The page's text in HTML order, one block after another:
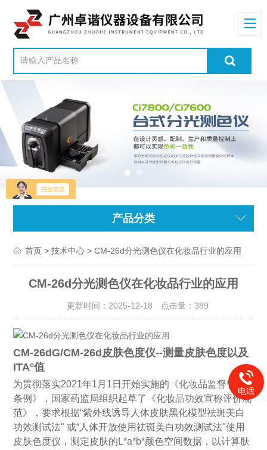
产品分类
首页 >技术中心 > CM-26d分光测色仪在化妆品行业的应用
CM-26d分光测色仪在化妆品行业的应用
更新时间：2025-12-18 点击量： 389
CM-26dG/CM-26d皮肤色度仪--测量皮肤色度以及
ITA°值
为贯彻落实2021年1月1日开始实施的《化妆品监督管理
条例》，国家药监局组织起草了《化妆品功效宣称评价规
范》，要求根据“紫外线诱导人体皮肤黑化模型祛斑美白
功效测试法" 或“人体开放使用祛斑美白功效测试法"使用
皮肤色度仪，测定皮肤的L*a*b*颜色空间数据，以计算肤
电话